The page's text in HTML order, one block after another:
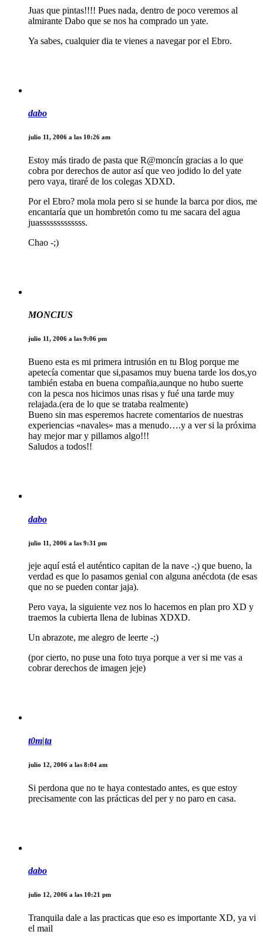
Juas que pintas!!!! Pues nada, dentro de poco veremos al
almirante Dabo que se nos ha comprado un yate.
Ya sabes, cualquier dia te vienes a navegar por el Ebro.
dabo
julio 11, 2006 a las 10:26 am
Estoy más tirado de pasta que R@moncín gracias a lo que
cobra por derechos de autor así que veo jodido lo del yate
pero vaya, tiraré de los colegas XDXD.
Por el Ebro? mola mola pero si se hunde la barca por dios, me
encantaría que un hombretón como tu me sacara del agua
juasssssssssssss.
Chao -;)
MONCIUS
julio 11, 2006 a las 9:06 pm
Bueno esta es mi primera intrusión en tu Blog porque me
apetecía comentar que si,pasamos muy buena tarde los dos,yo
también estaba en buena compañia,aunque no hubo suerte
con la pesca nos hicimos unas risas y fué una tarde muy
relajada.(era de lo que se trataba realmente)
Bueno sin mas esperemos hacrete comentarios de nuestras
experiencias «navales» mas a menudo….y a ver si la próxima
hay mejor mar y pillamos algo!!!
Saludos a todos!!
dabo
julio 11, 2006 a las 9:31 pm
jeje aquí está el auténtico capitan de la nave -;) que bueno, la
verdad es que lo pasamos genial con alguna anécdota (de esas
que no se pueden contar jaja).
Pero vaya, la siguiente vez nos lo hacemos en plan pro XD y
traemos la cubierta llena de lubinas XDXD.
Un abrazote, me alegro de leerte -;)
(por cierto, no puse una foto tuya porque a ver si me vas a
cobrar derechos de imagen jeje)
t0m|ta
julio 12, 2006 a las 8:04 am
Si perdona que no te haya contestado antes, es que estoy
precisamente con las prácticas del per y no paro en casa.
dabo
julio 12, 2006 a las 10:21 pm
Tranquila dale a las practicas que eso es importante XD, ya vi
el mail